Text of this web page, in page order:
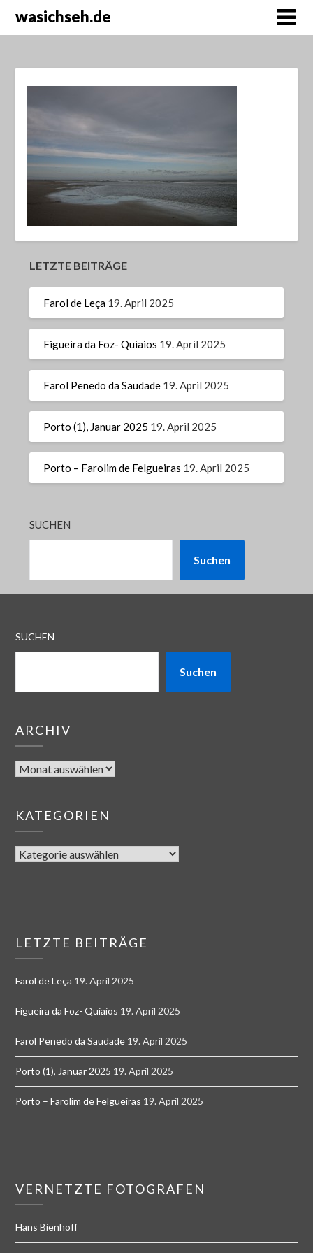
wasichseh.de
LETZTE BEITRÄGE
Farol de Leça 19. April 2025
Figueira da Foz- Quiaios 19. April 2025
Farol Penedo da Saudade 19. April 2025
Porto (1), Januar 2025 19. April 2025
Porto – Farolim de Felgueiras 19. April 2025
SUCHEN
Suchen
SUCHEN
Suchen
ARCHIV
KATEGORIEN
LETZTE BEITRÄGE
Farol de Leça 19. April 2025
Figueira da Foz- Quiaios 19. April 2025
Farol Penedo da Saudade 19. April 2025
Porto (1), Januar 2025 19. April 2025
Porto – Farolim de Felgueiras 19. April 2025
VERNETZTE FOTOGRAFEN
Hans Bienhoff